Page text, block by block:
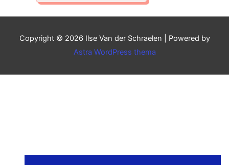
Copyright © 2026 Ilse Van der Schraelen | Powered by
Astra WordPress thema